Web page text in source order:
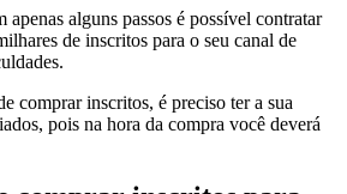
alguns passos é possível contratar
de inscritos para o seu canal de
comprar inscritos, é preciso ter a sua
pois na hora da compra você deverá